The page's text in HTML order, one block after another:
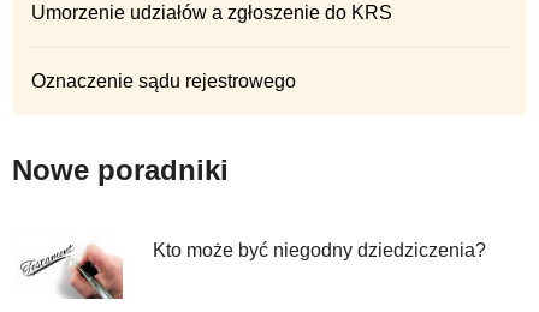
Umorzenie udziałów a zgłoszenie do KRS
Oznaczenie sądu rejestrowego
Nowe poradniki
Kto może być niegodny dziedziczenia?